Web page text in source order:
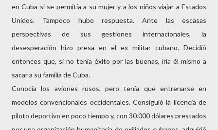
en Cuba si se permitía a su mujer y a los niños viajar a Estados
Unidos. Tampoco hubo respuesta. Ante las escasas
perspectivas de sus gestiones internacionales, la
desesperación hizo presa en el ex militar cubano. Decidió
entonces que, si no tenía éxito por las buenas, iría él mismo a
sacar a su familia de Cuba.
Conocía los aviones rusos, pero tenía que entrenarse en
modelos convencionales occidentales. Consiguió la licencia de
piloto deportivo en poco tiempo y, con 30.000 dólares prestados